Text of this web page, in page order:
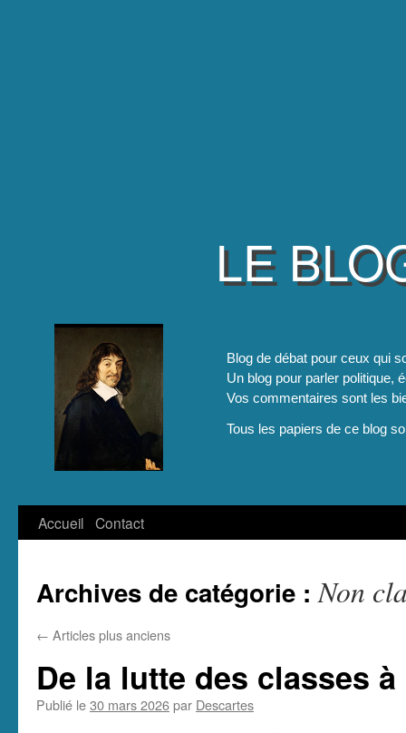
LE
Blog de débat pour ceux qui
Un blog pour parler politique,
Vos commentaires sont les
Tous les papiers de ce blog
Aller
contenu
Accueil Contact
Archives de catégorie :Non
← Articles plus anciens
De la lutte des classes
Publié le30 mars 2026par Descartes